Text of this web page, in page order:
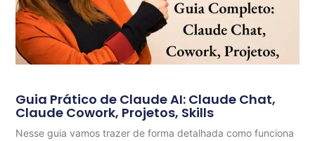
Guia Prático de Claude AI: Claude Chat,
Claude Cowork, Projetos, Skills
Nesse guia vamos trazer de forma detalhada como funciona